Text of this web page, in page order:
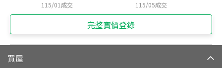
115/01 成交 115/05成交
完整實價登錄
買屋